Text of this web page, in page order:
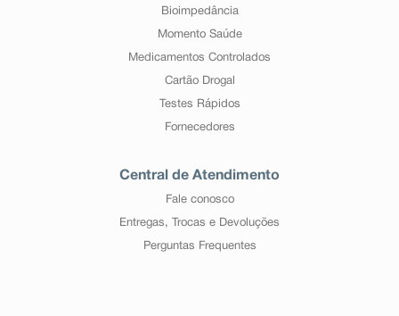
Bioimpedância
Momento Saúde
Medicamentos Controlados
Cartão Drogal
Testes Rápidos
Fornecedores
Central de Atendimento
Fale conosco
Entregas, Trocas e Devoluções
Perguntas Frequentes